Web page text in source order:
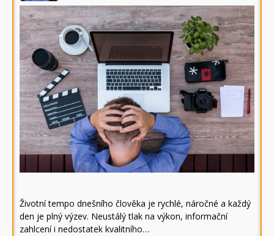
Životní tempo dnešního člověka je rychlé, náročné a každý
den je plný výzev. Neustálý tlak na výkon, informační
zahlcení i nedostatek kvalitního…